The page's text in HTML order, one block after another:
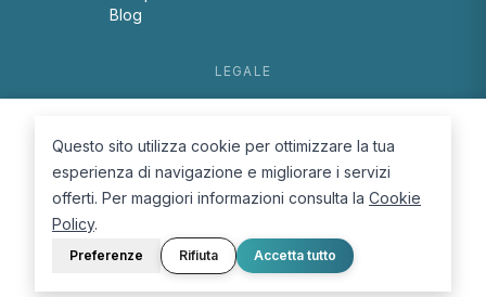
Blog
LEGALE
Cookie Policy
© 2026 D.Lab S.r.l. — InBuoneMani
Questo sito utilizza cookie per ottimizzare la tua
esperienza di navigazione e migliorare i servizi
offerti. Per maggiori informazioni consulta la Cookie
Policy.
Preferenze Rifiuta Accetta tutto